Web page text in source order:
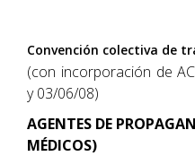
Convención colectiva de
(con incorporación de
y 03/06/08)
AGENTES DE
MÉDICOS)